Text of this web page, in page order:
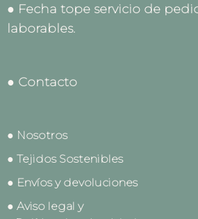
● Fecha tope servicio de
laborables.
● Contacto
● Nosotros
● Tejidos Sostenibles
● Envíos y devoluciones
● Aviso legal y